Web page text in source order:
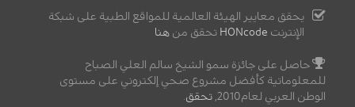
يحقق معايير الهيئة العالمية للمواقع الطبية على شبكة
الإنترنت HONcode تحقق من هنا
حاصل على جائزة سمو الشيخ سالم العلي الصباح
للمعلوماتية كأفضل مشروع صحي إلكتروني على مستوى
الوطن العربي لعام2010,
تحقق